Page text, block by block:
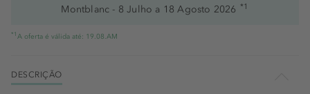
Montblanc - 8 Julho a 18 Agosto 2026 *1
*1 A oferta é válida até: 19.08.AM
DESCRIÇÃO